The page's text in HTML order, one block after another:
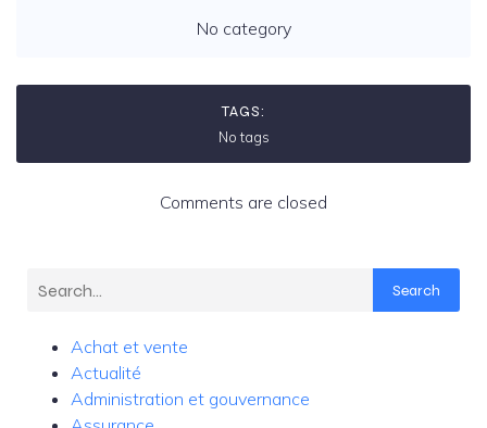
No category
TAGS:
No tags
Comments are closed
Search
Achat et vente
Actualité
Administration et gouvernance